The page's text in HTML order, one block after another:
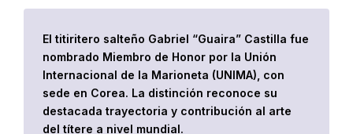
El titiritero salteño Gabriel “Guaira” Castilla fue
nombrado Miembro de Honor por la Unión
Internacional de la Marioneta (UNIMA), con
sede en Corea. La distinción reconoce su
destacada trayectoria y contribución al arte
del títere a nivel mundial.